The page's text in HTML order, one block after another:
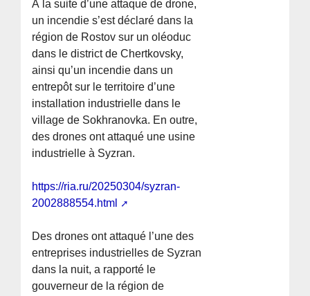
À la suite d’une attaque de drone,
un incendie s’est déclaré dans la
région de Rostov sur un oléoduc
dans le district de Chertkovsky,
ainsi qu’un incendie dans un
entrepôt sur le territoire d’une
installation industrielle dans le
village de Sokhranovka. En outre,
des drones ont attaqué une usine
industrielle à Syzran.
https://ria.ru/20250304/syzran-
2002888554.html
Des drones ont attaqué l’une des
entreprises industrielles de Syzran
dans la nuit, a rapporté le
gouverneur de la région de